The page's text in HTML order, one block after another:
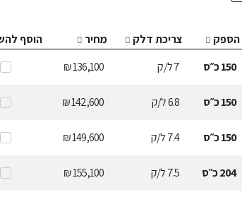
הספק צריכת דלק מחיר
הוסף
150כ״ס 7ל/ק 136,100 ₪
150כ״ס 6.8ל/ק 142,600 ₪
150כ״ס 7.4ל/ק 149,600 ₪
204כ״ס 7.5ל/ק 155,100 ₪